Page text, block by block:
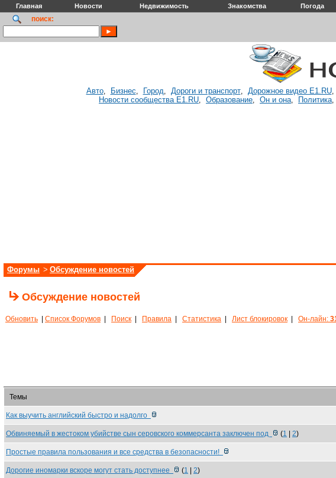
Главная Новости Недвижимость Знакомства Погода
поиск:
Авто, Бизнес, Город, Дороги и транспорт, Дорожное видео E1.RU,
Новости сообщества E1.RU, Образование, Он и она, Политика,
Форумы > Обсуждение новостей
Обсуждение новостей
Обновить Список Форумов Поиск Правила Статистика Лист блокировок Он-лайн:
Темы
Как выучить английский быстро и надолго
Обвиняемый в жестоком убийстве сын серовского коммерсанта заключен под (1 2)
Простые правила пользования и все средства в безопасности!
Дорогие иномарки вскоре могут стать доступнее (1 2)